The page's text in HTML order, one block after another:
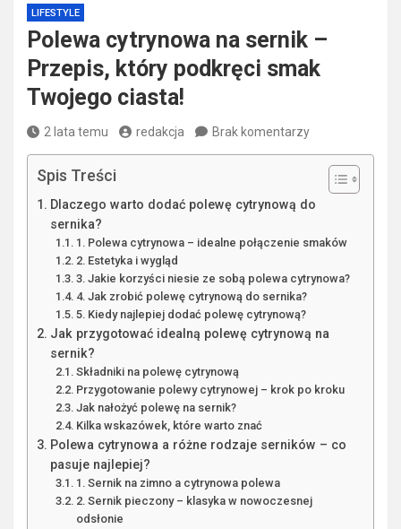
LIFESTYLE
Polewa cytrynowa na sernik –
Przepis, który podkręci smak
Twojego ciasta!
2 lata temu redakcja Brak komentarzy
Spis Treści
Dlaczego warto dodać polewę cytrynową do
sernika?
1. Polewa cytrynowa – idealne połączenie smaków
2. Estetyka i wygląd
3. Jakie korzyści niesie ze sobą polewa cytrynowa?
4. Jak zrobić polewę cytrynową do sernika?
5. Kiedy najlepiej dodać polewę cytrynową?
Jak przygotować idealną polewę cytrynową na
sernik?
Składniki na polewę cytrynową
Przygotowanie polewy cytrynowej – krok po kroku
Jak nałożyć polewę na sernik?
Kilka wskazówek, które warto znać
Polewa cytrynowa a różne rodzaje serników – co
pasuje najlepiej?
1. Sernik na zimno a cytrynowa polewa
2. Sernik pieczony – klasyka w nowoczesnej
odsłonie